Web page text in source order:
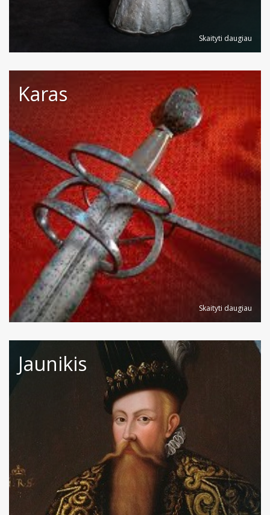
Skaityti daugiau
Karas
Skaityti daugiau
Jaunikis